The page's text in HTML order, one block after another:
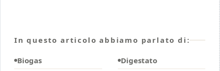
In questo articolo abbiamo parlato di:
Biogas
Digestato